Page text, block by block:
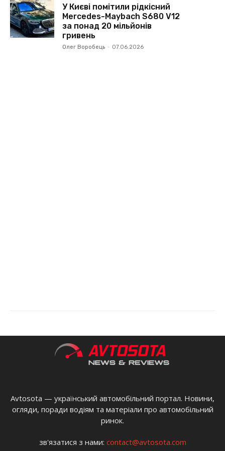
У Києві помітили рідкісний
Mercedes-Maybach S680 V12
за понад 20 мільйонів
гривень
Олег Воробець - 07.06.2026
Avtosota — український автомобільний портал. Новини,
огляди, поради водіям та матеріали про автомобільний
ринок.
зв'язатися з нами: contact@avtosota.com